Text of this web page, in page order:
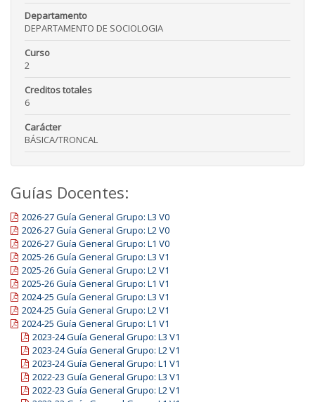
Departamento
DEPARTAMENTO DE SOCIOLOGIA
Curso
2
Creditos totales
6
Carácter
BÁSICA/TRONCAL
Guías Docentes:
2026-27 Guía General Grupo: L3 V0
2026-27 Guía General Grupo: L2 V0
2026-27 Guía General Grupo: L1 V0
2025-26 Guía General Grupo: L3 V1
2025-26 Guía General Grupo: L2 V1
2025-26 Guía General Grupo: L1 V1
2024-25 Guía General Grupo: L3 V1
2024-25 Guía General Grupo: L2 V1
2024-25 Guía General Grupo: L1 V1
2023-24 Guía General Grupo: L3 V1
2023-24 Guía General Grupo: L2 V1
2023-24 Guía General Grupo: L1 V1
2022-23 Guía General Grupo: L3 V1
2022-23 Guía General Grupo: L2 V1